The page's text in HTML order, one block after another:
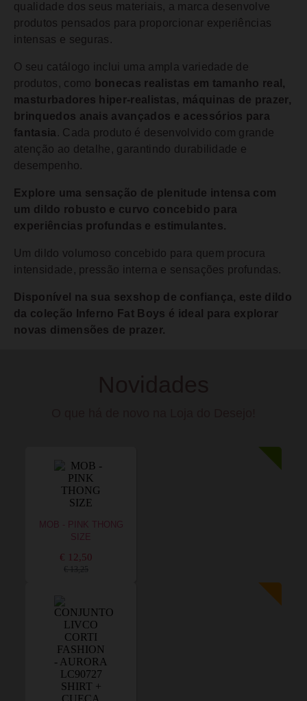
qualidade dos seus materiais, a marca desenvolve
produtos pensados para proporcionar experiências
intensas e seguras.
O seu catálogo inclui uma ampla variedade de
produtos, como
bonecas realistas em tamanho real,
masturbadores hiper-realistas, máquinas de prazer,
brinquedos anais avançados e acessórios para
fantasia . Cada produto é desenvolvido com grande
atenção ao detalhe, garantindo durabilidade e
desempenho.
Explore uma sensação de plenitude intensa com
um dildo robusto e curvo concebido para
experiências profundas e estimulantes.
Um dildo volumoso concebido para quem procura
intensidade, pressão interna e sensações profundas.
Disponível na sua sexshop de confiança, este dildo
da coleção Inferno Fat Boys é ideal para explorar
novas dimensões de prazer.
MOB - PINK THONG
SIZE
€ 12,50
€ 13,25